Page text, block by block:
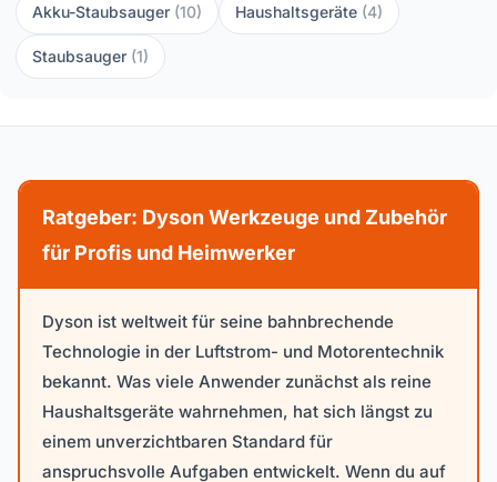
Akku-Staubsauger (10) Haushaltsgeräte (4)
Staubsauger (1)
Ratgeber: Dyson Werkzeuge und Zubehör
für Profis und Heimwerker
Dyson ist weltweit für seine bahnbrechende
Technologie in der Luftstrom- und Motorentechnik
bekannt. Was viele Anwender zunächst als reine
Haushaltsgeräte wahrnehmen, hat sich längst zu
einem unverzichtbaren Standard für
anspruchsvolle Aufgaben entwickelt. Wenn du auf